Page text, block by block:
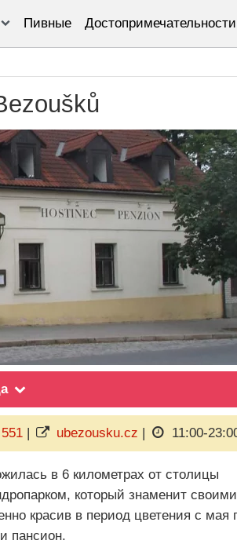
Пивные Достопримечательности
| ubezousku.cz | 11:00-
в 6 километрах от столицы
который знаменит своими
красив в период цветения с мая
пансион.